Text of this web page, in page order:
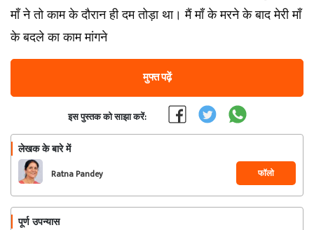
माँ ने तो काम के दौरान ही दम तोड़ा था। मैं माँ के मरने के बाद मेरी माँ
के बदले का काम मांगने
मुफ्त पढ़ें
इस पुस्तक को साझा करें:
लेखक के बारे में
Ratna Pandey फॉलो
पूर्ण उपन्यास